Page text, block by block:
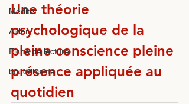
Méditer
Aider
Fiche de lecture
bouddhisme
Une théorie
psychologique de la
pleine conscience pleine
présence appliquée au
quotidien